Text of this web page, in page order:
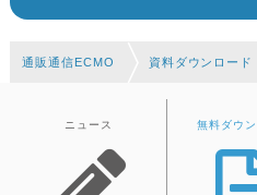
通販通信ECMO 資料ダウンロード
ニュース 無料ダウ